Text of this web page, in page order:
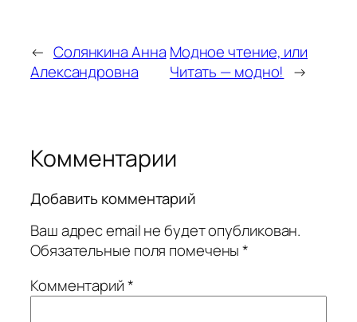
← Солянкина Анна
Александровна
Модное чтение, или
Читать — модно! →
Комментарии
Добавить комментарий
Ваш адрес email не будет опубликован.
Обязательные поля помечены*
Комментарий*